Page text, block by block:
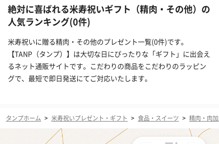
絶対に喜ばれる米寿祝いギフト（精肉・その他）の
人気ランキング(0件)
米寿祝いに贈る精肉・その他のプレゼント一覧(0件)です。
【TANP（タンプ）】は大切な日にぴったりな「ギフト」に出会え
るネット通販サイトです。こだわりの商品をこだわりのラッピン
グで、最短で即日発送にてご対応いたします。
タンプホーム > 米寿祝いプレゼント・ギフト > 食品・スイーツ > 精肉・肉